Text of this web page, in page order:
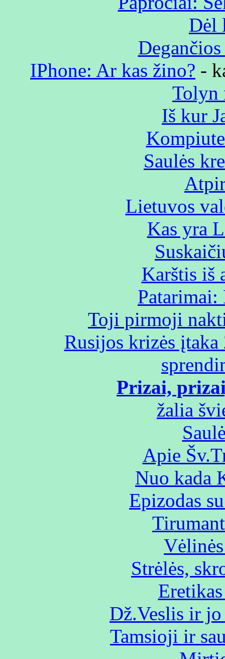
Dėl
IPhone: Ar kas žino? -
Tolyn
Iš kur
Saulės
Lietuvos
Kas yra
Karštis iš
Toji pirmoji
Rusijos krizės
Prizai,
žalia
Apie
Nuo kada
Epizodas
Strėlės,
Dž.Veslis ir
Tamsioji ir